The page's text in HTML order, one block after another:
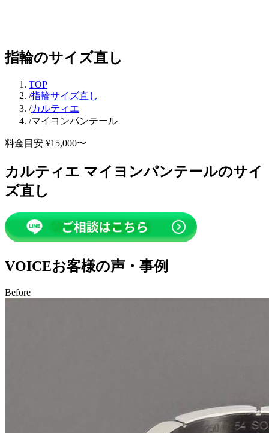
指輪のサイズ直し
TOP
/指輪サイズ直し
/カルティエ
/マイヨンパンテール
料金目安 ¥15,000〜
カルティエ マイヨンパンテールのサイ
ズ直し
VOICEお客様の声・事例
Before